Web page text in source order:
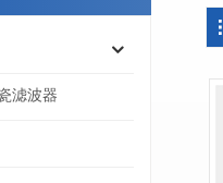
滤波器